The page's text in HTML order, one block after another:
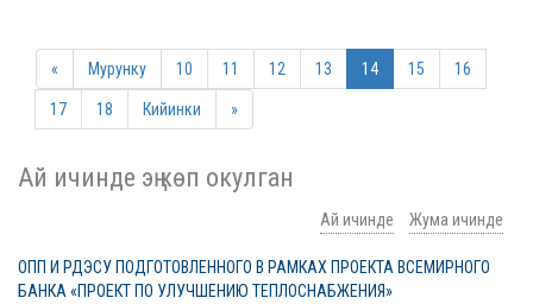
« Мурунку 10 11 12 13 14 15 16
17 18 Кийинки »
Ай ичинде эң көп окулган
Ай ичинде Жума ичинде
ОПП И РДЭСУ ПОДГОТОВЛЕННОГО В РАМКАХ ПРОЕКТА ВСЕМИРНОГО
БАНКА «ПРОЕКТ ПО УЛУЧШЕНИЮ ТЕПЛОСНАБЖЕНИЯ»